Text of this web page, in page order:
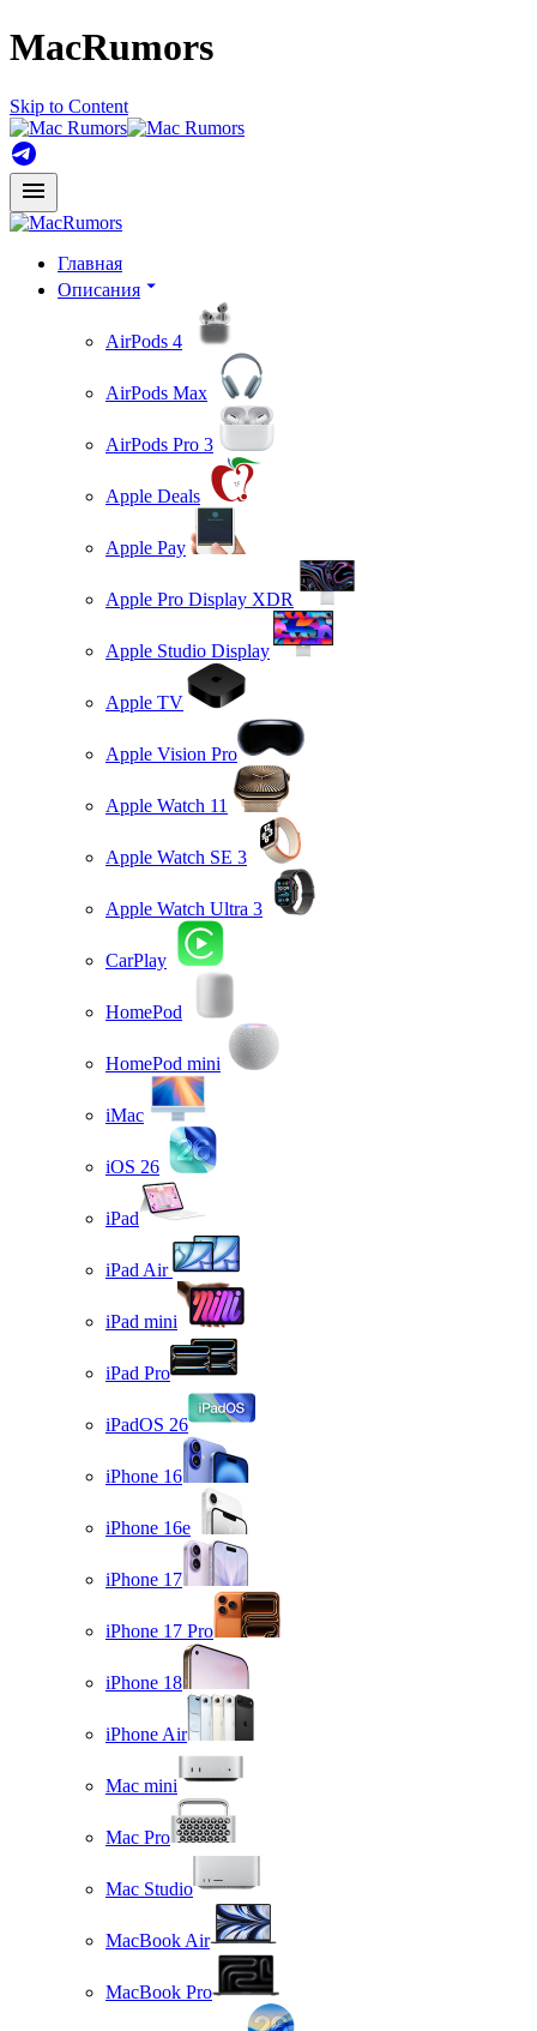
MacRumors
Skip to Content
Главная
Описания
AirPods 4
AirPods Max
AirPods Pro 3
Apple Deals
Apple Pay
Apple Pro Display XDR
Apple Studio Display
Apple TV
Apple Vision Pro
Apple Watch 11
Apple Watch SE 3
Apple Watch Ultra 3
CarPlay
HomePod
HomePod mini
iMac
iOS 26
iPad
iPad Air
iPad mini
iPad Pro
iPadOS 26
iPhone 16
iPhone 16e
iPhone 17
iPhone 17 Pro
iPhone 18
iPhone Air
Mac mini
Mac Pro
Mac Studio
MacBook Air
MacBook Pro